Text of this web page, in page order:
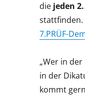
die jeden
stattfinden.
7.PRÜF-
„Wer in
in der
kommt